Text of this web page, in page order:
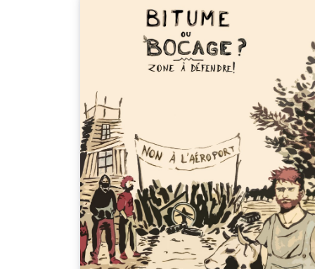
screen reading. the calligraphy used for
letters can be switched off for people who
not used to read handwriting, same for
best to download the PDF for offline
rather than waiting for it to render
completely in the previewer on this page.)